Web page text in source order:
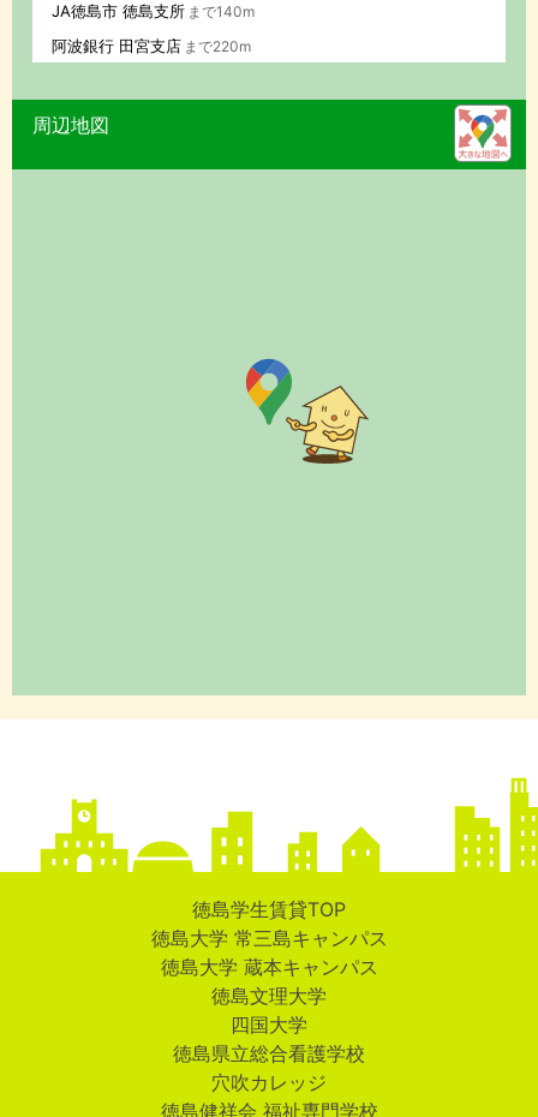
JA徳島市 徳島支所 まで140m
阿波銀行 田宮支店 まで220m
周辺地図
徳島学生賃貸TOP
徳島大学 常三島キャンパス
徳島大学 蔵本キャンパス
徳島文理大学
四国大学
徳島県立総合看護学校
穴吹カレッジ
徳島健祥会 福祉専門学校